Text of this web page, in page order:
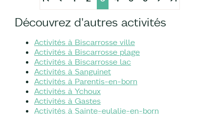
Découvrez d'autres activités
Activités à Biscarrosse ville
Activités à Biscarrosse plage
Activités à Biscarrosse lac
Activités à Sanguinet
Activités à Parentis-en-born
Activités à Ychoux
Activités à Gastes
Activités à Sainte-eulalie-en-born